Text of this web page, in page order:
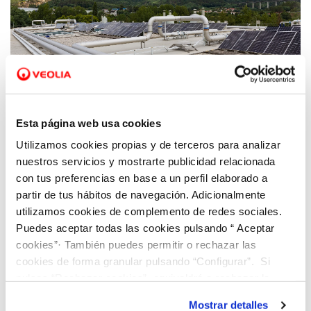
Esta página web usa cookies
Utilizamos cookies propias y de terceros para analizar
nuestros servicios y mostrarte publicidad relacionada
con tus preferencias en base a un perfil elaborado a
partir de tus hábitos de navegación. Adicionalmente
utilizamos cookies de complemento de redes sociales.
Puedes aceptar todas las cookies pulsando “ Aceptar
cookies”· También puedes permitir o rechazar las
cookies de forma granular pulsando “Configurar”. Si
Mostrar detalles
Generación de energía renovable en las
instalaciones gestionadas por Viaqua.
Desarrollar planes de resiliencia para hacer frente
a los efectos del cambio climático sobre los
recursos hídricos, impulsando la preservación de
ecosistemas clave en el ciclo del agua. En la